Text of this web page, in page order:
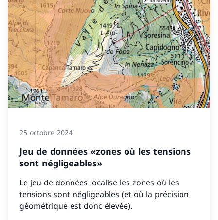
25 octobre 2024
Jeu de données «zones où les tensions
sont négligeables»
Le jeu de données localise les zones où les
tensions sont négligeables (et où la précision
géométrique est donc élevée).